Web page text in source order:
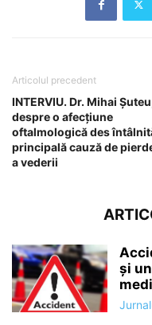
Articolul precedent
INTERVIU. Dr. Mihai
despre o afecțiune
oftalmologică des
principală cauză de
a vederii
și